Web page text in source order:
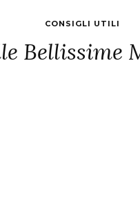
CONSIGLI UTILI